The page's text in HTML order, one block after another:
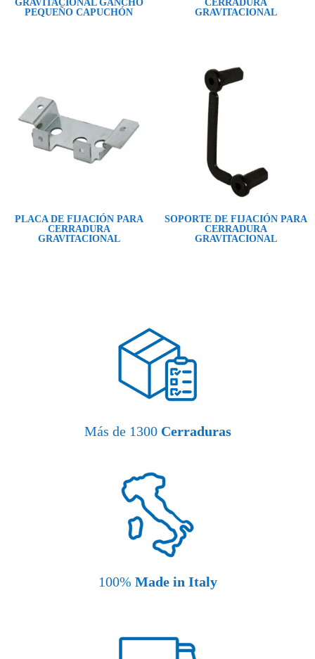
GRAVITACIONAL GANCHO
PEQUEÑO CAPUCHÓN
CERRADURA
GRAVITACIONAL
PLACA DE FIJACIÓN PARA
CERRADURA
GRAVITACIONAL
SOPORTE DE FIJACIÓN PARA
CERRADURA
GRAVITACIONAL
Más de 1300 Cerraduras
100% Made in Italy